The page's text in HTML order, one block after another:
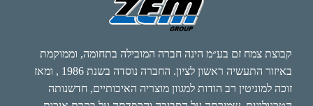
קבוצת צמח זם בע״מ הינה חברה המובילה בתחומה, וממוקמת
באיזור התעשיה ראשון לציון. החברה נוסדה בשנת 1986 , ומאז
זוכה למוניטין רב הודות למגוון מוצריה האיכותיים, חדשנותה